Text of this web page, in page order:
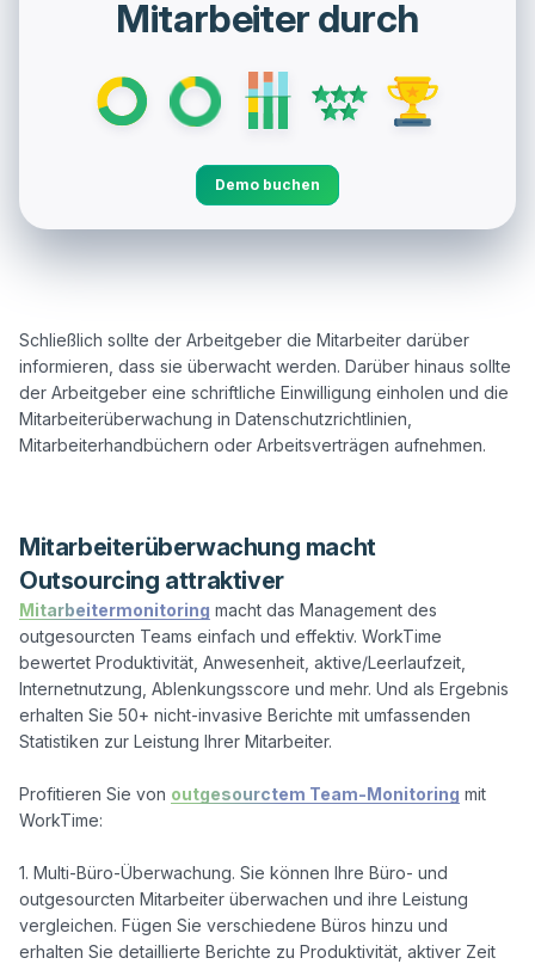
Mitarbeiter durch
Demo buchen
Schließlich sollte der Arbeitgeber die Mitarbeiter darüber
informieren, dass sie überwacht werden. Darüber hinaus sollte
der Arbeitgeber eine schriftliche Einwilligung einholen und die
Mitarbeiterüberwachung in Datenschutzrichtlinien,
Mitarbeiterhandbüchern oder Arbeitsverträgen aufnehmen.
Mitarbeiterüberwachung macht
Outsourcing attraktiver
Mitarbeitermonitoring macht das Management des
outgesourcten Teams einfach und effektiv. WorkTime
bewertet Produktivität, Anwesenheit, aktive/Leerlaufzeit,
Internetnutzung, Ablenkungsscore und mehr. Und als Ergebnis
erhalten Sie 50+ nicht-invasive Berichte mit umfassenden
Statistiken zur Leistung Ihrer Mitarbeiter.
Profitieren Sie von outgesourctem Team-Monitoring mit
WorkTime:
1. Multi-Büro-Überwachung. Sie können Ihre Büro- und
outgesourcten Mitarbeiter überwachen und ihre Leistung
vergleichen. Fügen Sie verschiedene Büros hinzu und
erhalten Sie detaillierte Berichte zu Produktivität, aktiver Zeit